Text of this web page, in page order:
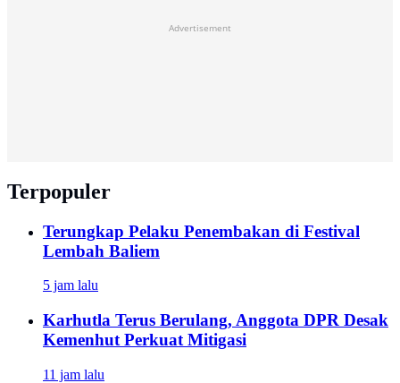
Advertisement
Terpopuler
Terungkap Pelaku Penembakan di Festival
Lembah Baliem
5 jam lalu
Karhutla Terus Berulang, Anggota DPR Desak
Kemenhut Perkuat Mitigasi
11 jam lalu